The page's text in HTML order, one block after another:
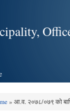
» आ.व. २०७८/०७९ को